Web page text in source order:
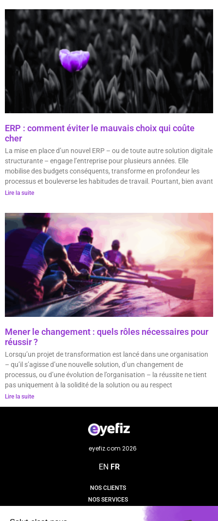
ERP : comment éviter le mauvais choix qui coûte
cher
La mise en place d’un nouvel ERP – ou de toute autre solution digitale
structurante – engage l’entreprise pour plusieurs années. Elle
mobilise des budgets conséquents, transforme en profondeur les
processus et bouleverse les habitudes de travail. Pourtant, bien avant
Lire la suite
Mener le changement : quels rôles nécessaires pour
réussir ?
Lorsqu’un projet de transformation est lancé dans une organisation
– qu’il s’agisse d’une nouvelle solution, d’un changement de
processus, ou d’une évolution de l’organisation – la réussite ne tient
pas uniquement à la solidité de la solution ou au respect
Lire la suite
eyefiz.com 2026
EN FR
NOS CLIENTS
NOS SERVICES